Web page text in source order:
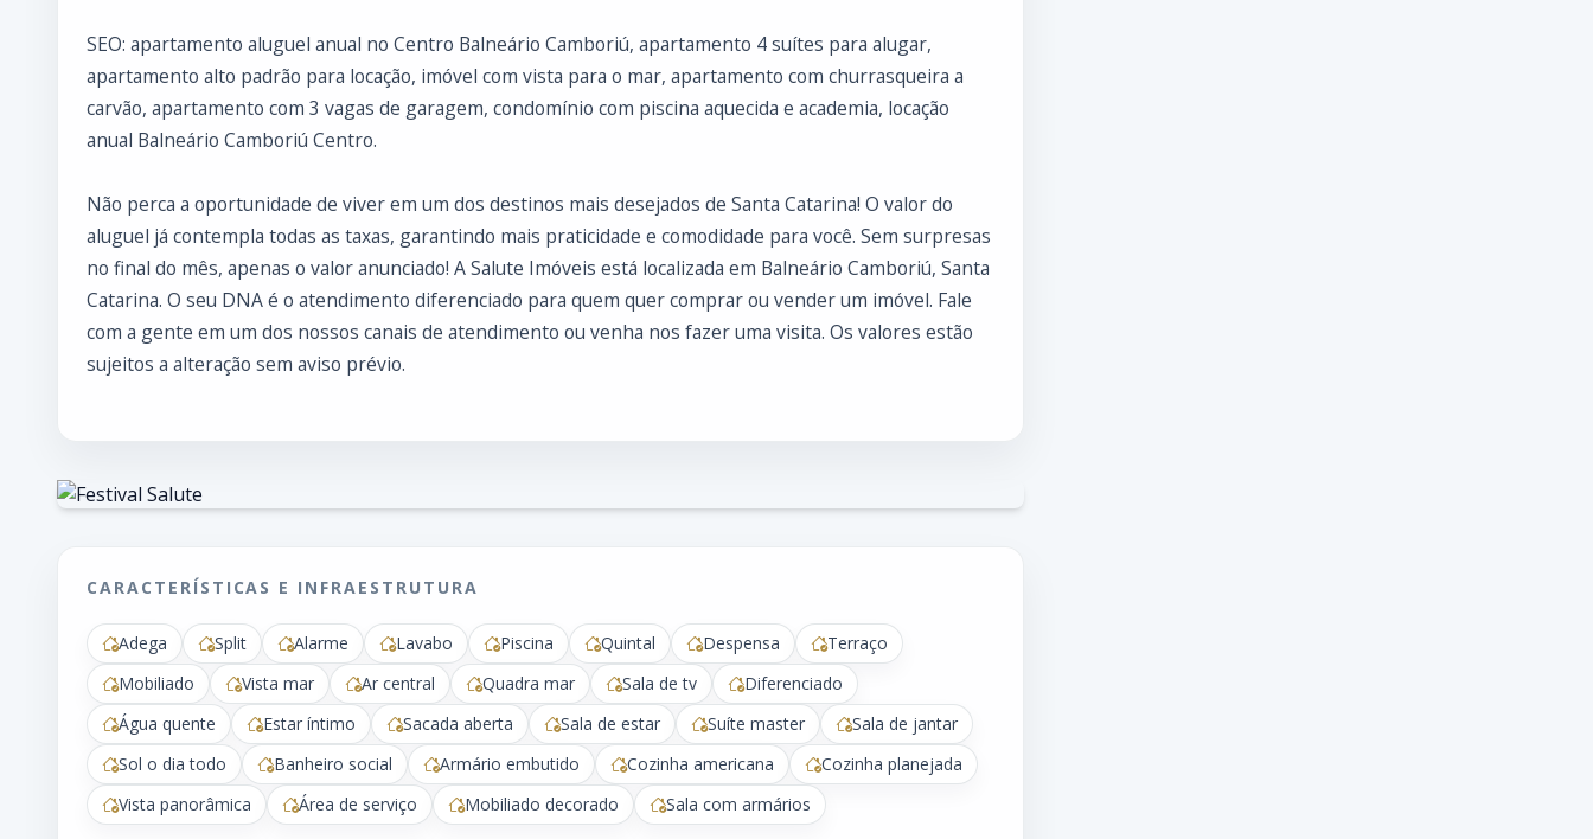
SEO: apartamento aluguel anual no Centro Balneário Camboriú, apartamento 4 suítes para alugar,
apartamento alto padrão para locação, imóvel com vista para o mar, apartamento com churrasqueira a
carvão, apartamento com 3 vagas de garagem, condomínio com piscina aquecida e academia, locação
anual Balneário Camboriú Centro.
Não perca a oportunidade de viver em um dos destinos mais desejados de Santa Catarina! O valor do
aluguel já contempla todas as taxas, garantindo mais praticidade e comodidade para você. Sem surpresas
no final do mês, apenas o valor anunciado! A Salute Imóveis está localizada em Balneário Camboriú, Santa
Catarina. O seu DNA é o atendimento diferenciado para quem quer comprar ou vender um imóvel. Fale
com a gente em um dos nossos canais de atendimento ou venha nos fazer uma visita. Os valores estão
sujeitos a alteração sem aviso prévio.
CARACTERÍSTICAS E INFRAESTRUTURA
Adega Split Alarme Lavabo Piscina Quintal Despensa
Terraço
Mobiliado
Vista mar Ar central Quadra mar Sala de tv
Diferenciado
Água quente
Estar íntimo Sacada aberta Sala de estar Suíte master
Sala de jantar
Sol o dia todo
Banheiro social Armário embutido Cozinha americana
Cozinha planejada
Vista panorâmica
Área de serviço Mobiliado decorado Sala com armários